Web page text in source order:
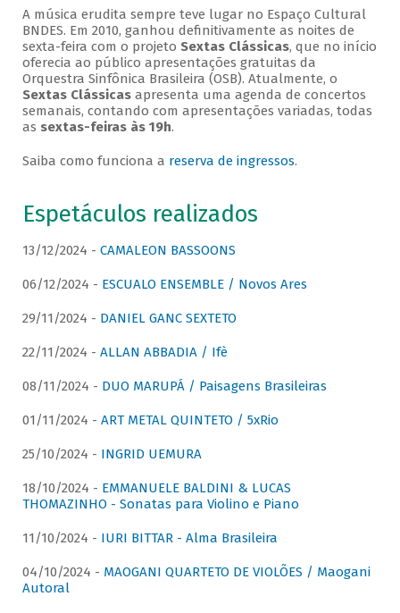
A música erudita sempre teve lugar no Espaço Cultural
BNDES. Em 2010, ganhou definitivamente as noites de
sexta-feira com o projeto Sextas Clássicas, que no início
oferecia ao público apresentações gratuitas da
Orquestra Sinfônica Brasileira (OSB). Atualmente, o
Sextas Clássicasapresenta uma agenda de concertos
semanais, contando com apresentações variadas, todas
as sextas-feiras às 19h.
Saiba como funciona a reserva de ingressos.
Espetáculos realizados
13/12/2024 - CAMALEON BASSOONS
06/12/2024 - ESCUALO ENSEMBLE / Novos Ares
29/11/2024 - DANIEL GANC SEXTETO
22/11/2024 - ALLAN ABBADIA / Ifè
08/11/2024 - DUO MARUPÁ / Paisagens Brasileiras
01/11/2024 - ART METAL QUINTETO / 5xRio
25/10/2024 - INGRID UEMURA
18/10/2024 - EMMANUELE BALDINI & LUCAS
THOMAZINHO - Sonatas para Violino e Piano
11/10/2024 - IURI BITTAR - Alma Brasileira
04/10/2024 - MAOGANI QUARTETO DE VIOLÕES / Maogani
Autoral